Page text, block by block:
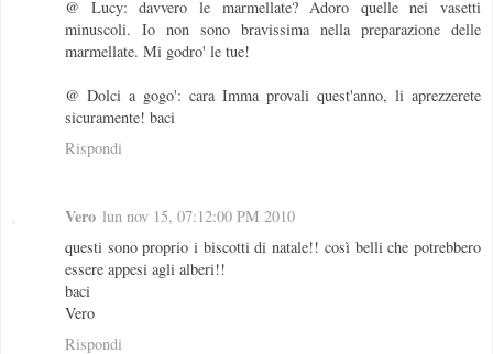
@ Lucy: davvero le marmellate? Adoro quelle nei vasetti
minuscoli. Io non sono bravissima nella preparazione delle
marmellate. Mi godro' le tue!
@ Dolci a gogo': cara Imma provali quest'anno, li aprezzerete
sicuramente! baci
Rispondi
Vero lun nov 15, 07:12:00 PM 2010
questi sono proprio i biscotti di natale!! così belli che potrebbero
essere appesi agli alberi!!
baci
Vero
Rispondi